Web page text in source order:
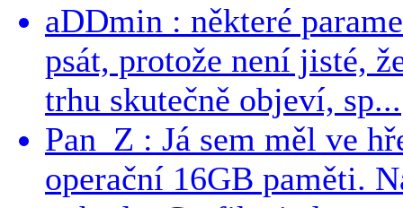
aDDmin : některé
psát, protože není jisté,
trhu skutečně objeví, sp...
Pan_Z : Já sem měl ve
operační 16GB paměti.